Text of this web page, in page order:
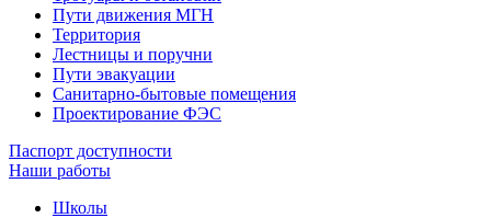
Пути движения МГН
Территория
Лестницы и поручни
Пути эвакуации
Санитарно-бытовые помещения
Проектирование ФЭС
Паспорт доступности
Наши работы
Школы